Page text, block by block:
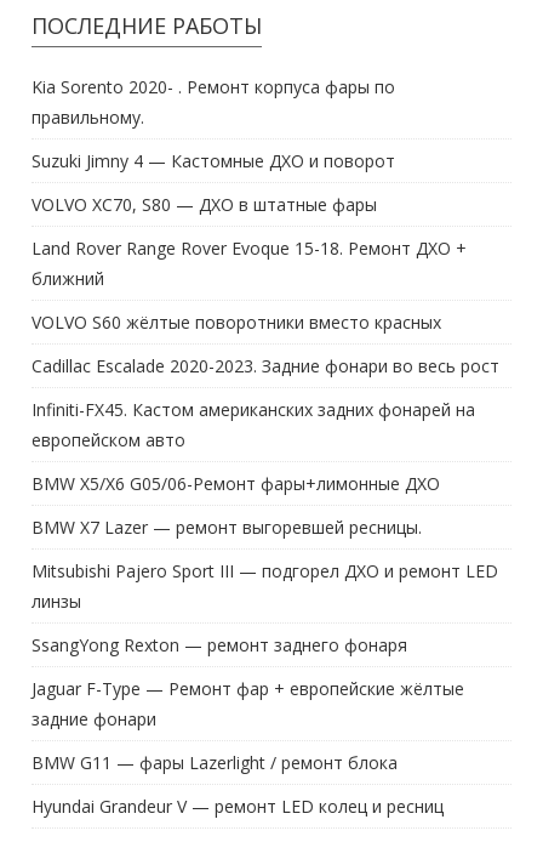
ПОСЛЕДНИЕ РАБОТЫ
Kia Sorento 2020- . Ремонт корпуса фары по
правильному.
Suzuki Jimny 4 — Кастомные ДХО и поворот
VOLVO XC70, S80 — ДХО в штатные фары
Land Rover Range Rover Evoque 15-18. Ремонт ДХО +
ближний
VOLVO S60 жёлтые поворотники вместо красных
Cadillac Escalade 2020-2023. Задние фонари во весь рост
Infiniti-FX45. Кастом американских задних фонарей на
европейском авто
BMW X5/X6 G05/06-Ремонт фары+лимонные ДХО
BMW X7 Lazer — ремонт выгоревшей ресницы.
Mitsubishi Pajero Sport III — подгорел ДХО и ремонт LED
линзы
SsangYong Rexton — ремонт заднего фонаря
Jaguar F-Type — Ремонт фар + европейские жёлтые
задние фонари
BMW G11 — фары Lazerlight / ремонт блока
Hyundai Grandeur V — ремонт LED колец и ресниц